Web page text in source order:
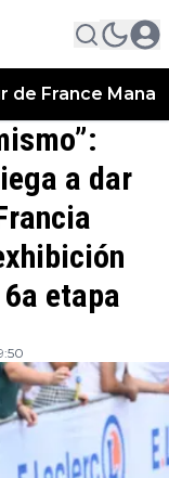
de France
a dar
etapa